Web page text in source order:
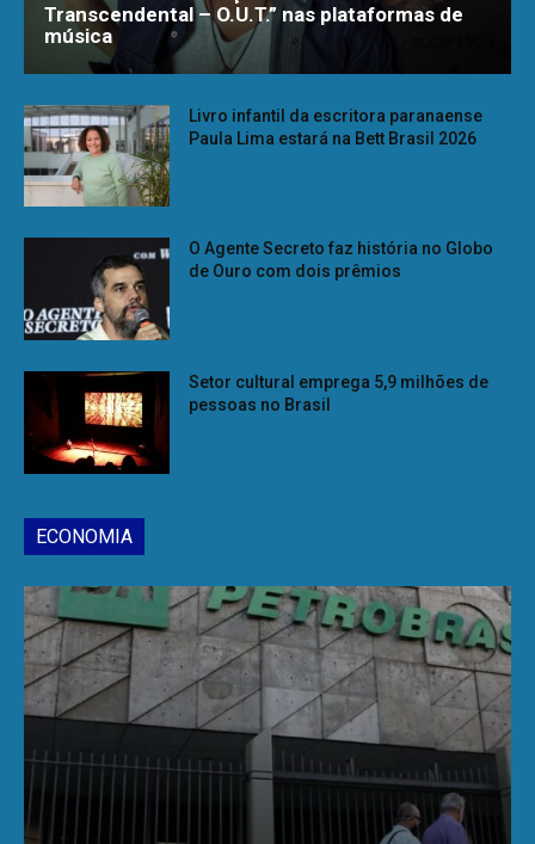
Transcendental – O.U.T.” nas plataformas de
música
Livro infantil da escritora paranaense
Paula Lima estará na Bett Brasil 2026
O Agente Secreto faz história no Globo
de Ouro com dois prêmios
Setor cultural emprega 5,9 milhões de
pessoas no Brasil
ECONOMIA